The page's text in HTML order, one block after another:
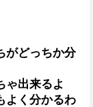
がどっちか分
ゃ出来るよ
よく分かるわ